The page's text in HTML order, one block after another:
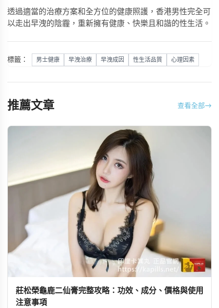
透過適當的治療方案和全方位的健康照護，香港男性完全可
以走出早洩的陰霾，重新擁有健康、快樂且和諧的性生活。
標籤： 男士健康 早洩治療 早洩成因 性生活品質 心理因素
推薦文章 查看全部→
莊松榮龜鹿二仙膏完整攻略：功效、成分、價格與使用
注意事項